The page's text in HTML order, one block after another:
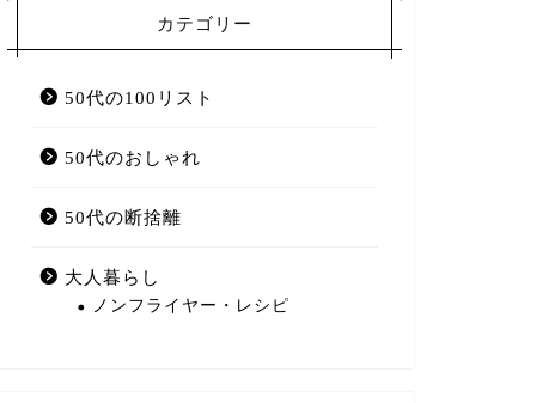
カテゴリー
50代の100リスト
50代のおしゃれ
50代の断捨離
大人暮らし
ノンフライヤー・レシピ